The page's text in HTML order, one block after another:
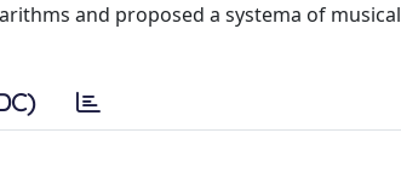
and proposed a systema of musical